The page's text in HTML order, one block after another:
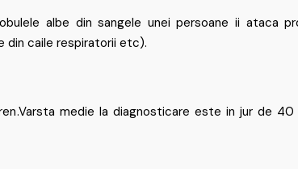
albe din sangele unei persoane ii ataca
din caile respiratorii etc).
medie la diagnosticare este in jur de